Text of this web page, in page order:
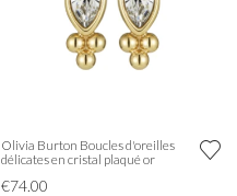
Olivia Burton Boucles d'oreilles
délicates en cristal plaqué or
€74.00